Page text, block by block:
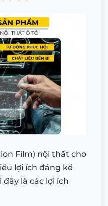
Film) nội thất cho
lợi ích đáng kể
đây là các lợi ích